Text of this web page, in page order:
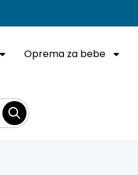
Oprema za bebe